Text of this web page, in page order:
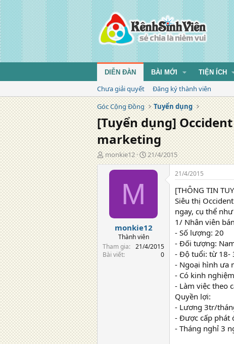
DIỄN ĐÀN BÀI MỚI TIỆN ÍCH
Chưa giải quyết
Đăng ký thành viên
Góc Cộng Đồng
Tuyển dụng
[Tuyển dụng]
marketing
T
á
monkie12
N
g
à
g
21/4/2015
M
monkie12
Thành viên
Tham gia
21/4/2015
Bài viết
0
21/4/2015
[THÔNG TIN
Siêu thị
ngay, cụ thể như
1/ Nhân viên
- Số lượng: 20
- Đối tượng:
- Độ tuổi: từ 18-
- Ngoại hình ưa
- Có kinh
- Làm việc theo
Quyền lợi:
- Lương 3tr/
- Được cấp phát
- Tháng nghỉ 3